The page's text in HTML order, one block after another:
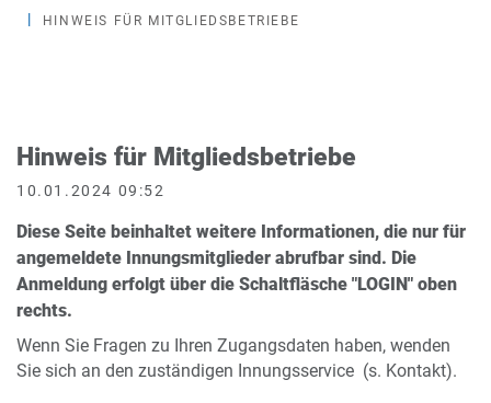
HINWEIS FÜR MITGLIEDSBETRIEBE
Hinweis für Mitgliedsbetriebe
10.01.2024 09:52
Diese Seite beinhaltet weitere Informationen, die nur für
angemeldete Innungsmitglieder abrufbar sind. Die
Anmeldung erfolgt über die Schaltfläsche "LOGIN" oben
rechts.
Wenn Sie Fragen zu Ihren Zugangsdaten haben, wenden
Sie sich an den zuständigen Innungsservice (s. Kontakt).